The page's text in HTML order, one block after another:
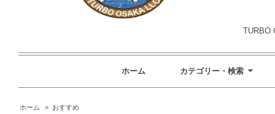
ホーム カテゴリー・検索
ホーム > おすすめ